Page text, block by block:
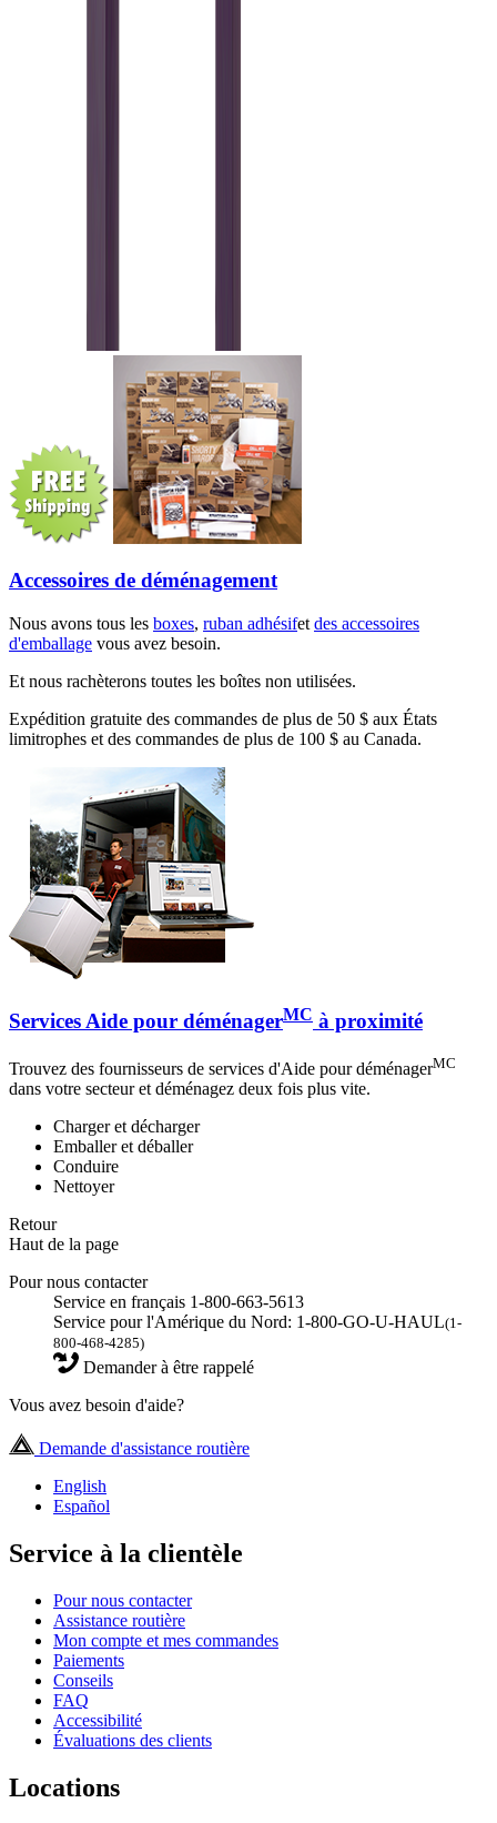
Accessoires de déménagement
Nous avons tous les boxes, ruban adhésifet des accessoires
d'emballage vous avez besoin.
Et nous rachèterons toutes les boîtes non utilisées.
Expédition gratuite des commandes de plus de 50 $ aux États
limitrophes et des commandes de plus de 100 $ au Canada.
Services Aide pour déménagerMC à proximité
Trouvez des fournisseurs de services d'Aide pour déménagerMC
dans votre secteur et déménagez deux fois plus vite.
Charger et décharger
Emballer et déballer
Conduire
Nettoyer
Retour
Haut de la page
Pour nous contacter
Service en français 1-800-663-5613
Service pour l'Amérique du Nord: 1-800-GO-U-HAUL(1-
800-468-4285)
Demander à être rappelé
Vous avez besoin d'aide?
Demande d'assistance routière
English
Español
Service à la clientèle
Pour nous contacter
Assistance routière
Mon compte et mes commandes
Paiements
Conseils
FAQ
Accessibilité
Évaluations des clients
Locations